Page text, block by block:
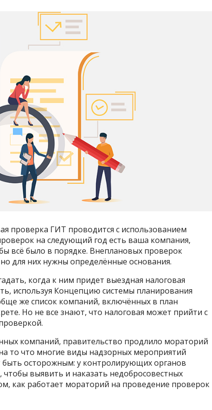
проверка ГИТ проводится с использованием
на следующий год есть ваша компания,
всё было в порядке. Внеплановых проверок
для них нужны определённые основания.
когда к ним придет выездная налоговая
используя Концепцию системы планирования
же список компаний, включённых в план
Но не все знают, что налоговая может прийти с
компаний, правительство продлило мораторий
то что многие виды надзорных мероприятий
быть осторожным: у контролирующих органов
чтобы выявить и наказать недобросовестных
как работает мораторий на проведение проверок